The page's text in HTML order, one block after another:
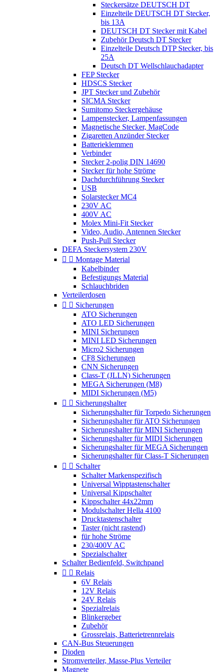
Steckersätze DEUTSCH DT
Einzelteile DEUTSCH DT Stecker,
bis 13A
DEUTSCH DT Stecker mit Kabel
Zubehör Deutsch DT Stecker
Einzelteile Deutsch DTP Stecker, bis
25A
Deutsch DT Wellschlauchadapter
FEP Stecker
HDSCS Stecker
JPT Stecker und Zubehör
SICMA Stecker
Sumitomo Steckergehäuse
Lampenstecker, Lampenfassungen
Magnetische Stecker, MagCode
Zigaretten Anzünder Stecker
Batterieklemmen
Verbinder
Stecker 2-polig DIN 14690
Stecker für hohe Ströme
Dachdurchführung Stecker
USB
Solarstecker MC4
230V AC
400V AC
Molex Mini-Fit Stecker
Video, Audio, Antennen Stecker
Push-Pull Stecker
DEFA Steckersystem 230V
  Montage Material
Kabelbinder
Befestigungs Material
Schlauchbriden
Verteilerdosen
  Sicherungen
ATO Sicherungen
ATO LED Sicherungen
MINI Sicherungen
MINI LED Sicherungen
Micro2 Sicherungen
CF8 Sicherungen
CNN Sicherungen
Class-T (JLLN) Sicherungen
MEGA Sicherungen (M8)
MIDI Sicherungen (M5)
  Sicherungshalter
Sicherungshalter für Torpedo Sicherungen
Sicherungshalter für ATO Sicherungen
Sicherungshalter für MINI Sicherungen
Sicherungshalter für MIDI Sicherungen
Sicherungshalter für MEGA Sicherungen
Sicherungshalter für Class-T Sicherungen
  Schalter
Schalter Markenspezifisch
Universal Wipptastenschalter
Universal Kippschalter
Kippschalter 44x22mm
Modulschalter Hella 4100
Drucktastenschalter
Taster (nicht rastend)
für hohe Ströme
230/400V AC
Spezialschalter
Schalter Bedienfeld, Switchpanel
  Relais
6V Relais
12V Relais
24V Relais
Spezialrelais
Blinkergeber
Zubehör
Grossrelais, Batterietrennrelais
CAN-Bus Steuerungen
Dioden
Stromverteiler, Masse-Plus Verteiler
Magnete